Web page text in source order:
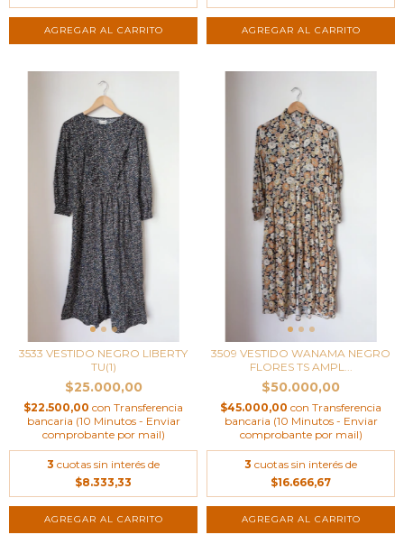
3533 VESTIDO NEGRO LIBERTY
TU(1)
$25.000,00
$22.500,00 con Transferencia
bancaria (10 Minutos - Enviar
comprobante por mail)
3 cuotas sin interés de
$8.333,33
3509 VESTIDO WANAMA NEGRO
FLORES TS AMPL...
$50.000,00
$45.000,00 con Transferencia
bancaria (10 Minutos - Enviar
comprobante por mail)
3 cuotas sin interés de
$16.666,67